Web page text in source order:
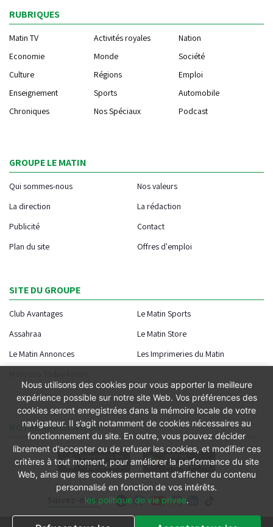
Suivez-nous
RUBRIQUES
Matin TV Activités royales
Nation
Economie
Monde
Société
Culture
Régions
Emploi
Enseignement
Sports
Automobile
Chroniques
Nos Spéciaux Podcast
GROUPE LE MATIN
Qui sommes-nous
Nos valeurs
La direction
La rédaction
Publicité
Contact
Plan du site
Offres d'emploi
SITE DU GROUPE
Club Avantages
Le Matin Sports
Assahraa
Le Matin Store
Le Matin Annonces
Les Imprimeries du Matin
NOTRE APPLICATION
Nous utilisons des cookies pour vous apporter la meilleure
expérience possible sur notre site Web. Vos préférences des
cookies seront enregistrées dans la mémoire locale de votre
navigateur. Il s’agit notamment de cookies nécessaires au
fonctionnement du site. En outre, vous pouvez décider
librement d’accepter ou de refuser les cookies, et modifier ces
critères à tout moment, pour améliorer la performance du site
Web, ainsi que les cookies permettant d’afficher du contenu
personnalisé en fonction de vos intérêts.
les politique de vie privee.